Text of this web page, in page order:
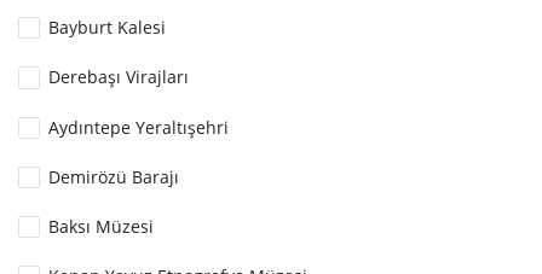
Bayburt Kalesi
Derebaşı Virajları
Aydıntepe Yeraltışehri
Demirözü Barajı
Baksı Müzesi